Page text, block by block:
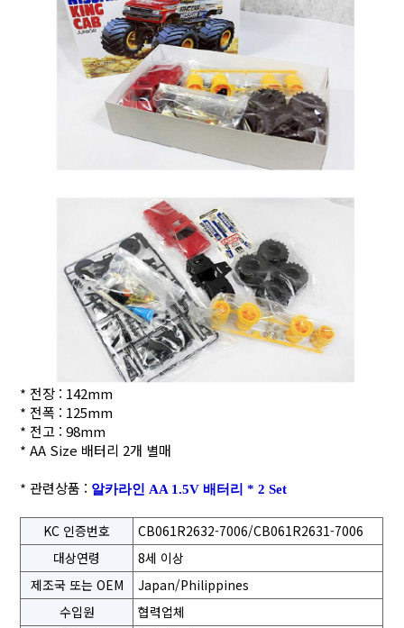
* 전장 : 142mm
* 전폭 : 125mm
* 전고 : 98mm
* AA Size 배터리 2개 별매
* 관련상품 : 알카라인 AA 1.5V 배터리 * 2 Set
KC 인증번호
CB061R2632-7006/CB061R2631-7006
대상연령
8세 이상
제조국 또는 OEM
Japan/Philippines
수입원
협력업체